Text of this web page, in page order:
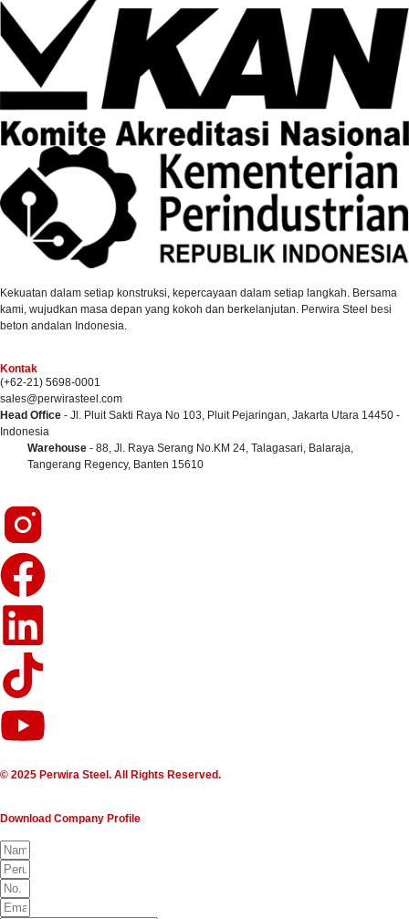
Kekuatan dalam setiap konstruksi, kepercayaan dalam setiap langkah. Bersama
kami, wujudkan masa depan yang kokoh dan berkelanjutan. Perwira Steel besi
beton andalan Indonesia.
Kontak
(+62-21) 5698-0001
sales@perwirasteel.com
Head Office - Jl. Pluit Sakti Raya No 103, Pluit Pejaringan, Jakarta Utara 14450 -
Indonesia
Warehouse - 88, Jl. Raya Serang No.KM 24, Talagasari, Balaraja,
Tangerang Regency, Banten 15610
© 2025 Perwira Steel. All Rights Reserved.
Download Company Profile